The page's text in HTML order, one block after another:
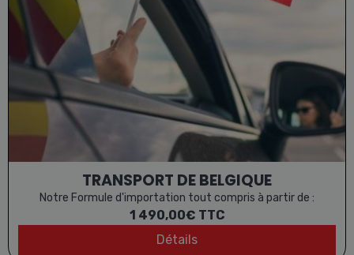
TRANSPORT DE BELGIQUE
Notre Formule d'importation tout compris à partir de :
1 490,00€ TTC
Détails